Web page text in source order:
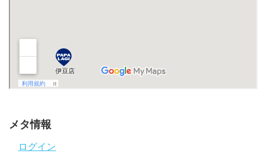
メタ情報
ログイン